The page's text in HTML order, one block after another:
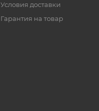
Условия доставки
Гарантия на товар